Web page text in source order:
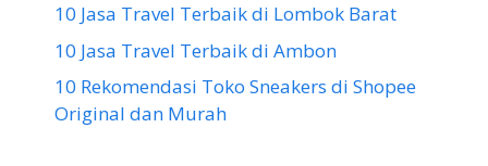
10 Jasa Travel Terbaik di Lombok Barat
10 Jasa Travel Terbaik di Ambon
10 Rekomendasi Toko Sneakers di Shopee
Original dan Murah